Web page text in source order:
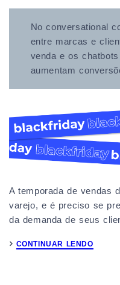
No conversational
entre marcas e
venda e os
aumentam
A temporada de vendas
varejo, e é preciso se
da demanda de seus
CONTINUAR LENDO